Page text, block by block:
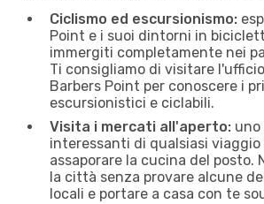
Ciclismo ed escursionismo:
Point e i suoi dintorni in
immergiti completamente nei
Ti consigliamo di visitare
Barbers Point per conoscere i
escursionistici e ciclabili.
Visita i mercati all'aperto: uno
interessanti di qualsiasi viaggio
assaporare la cucina del posto.
la città senza provare alcune
locali e portare a casa con te